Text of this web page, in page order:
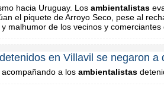
hacia Uruguay. Los ambientalistas
el piquete de Arroyo Seco, pese al
malhumor de los vecinos y
en Villavil se negaron a
acompañando a los ambientalistas